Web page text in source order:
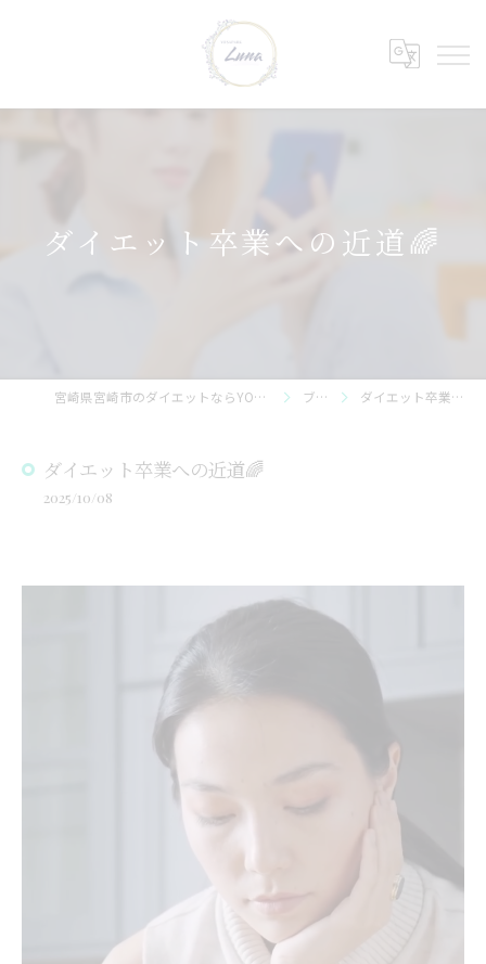
ダイエット卒業への近道🌈
宮崎県宮崎市のダイエットならYOSAPARK_Luna 神宮店 ブログ ダイエット卒業への近道🌈
ダイエット卒業への近道🌈
2025/10/08